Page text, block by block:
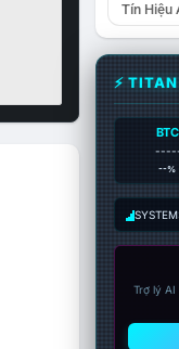
Tín Hiệu
⚡
BTC
--%
Trợ lý